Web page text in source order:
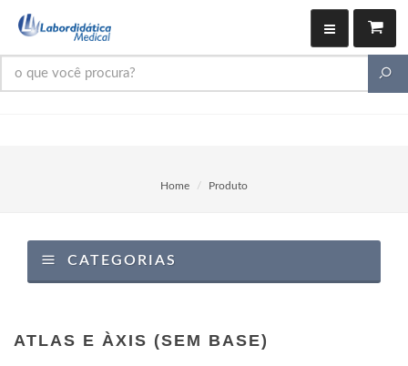
Home Produto
CATEGORIAS
ATLAS E ÀXIS (SEM BASE)